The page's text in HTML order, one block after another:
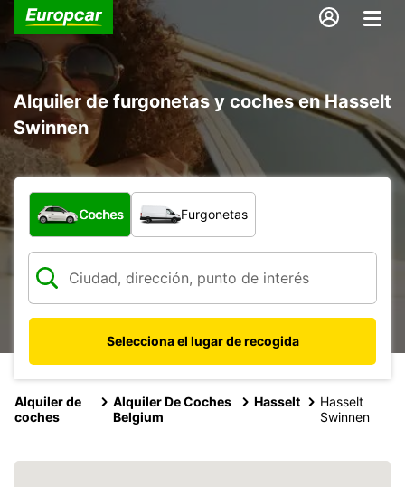
Alquiler de furgonetas y coches en Hasselt
Swinnen
¿Qué tipo de vehículo?
Coches Furgonetas
Selecciona el lugar de recogida
Alquiler de
coches
Alquiler De Coches
Belgium
Hasselt
Hasselt
Swinnen